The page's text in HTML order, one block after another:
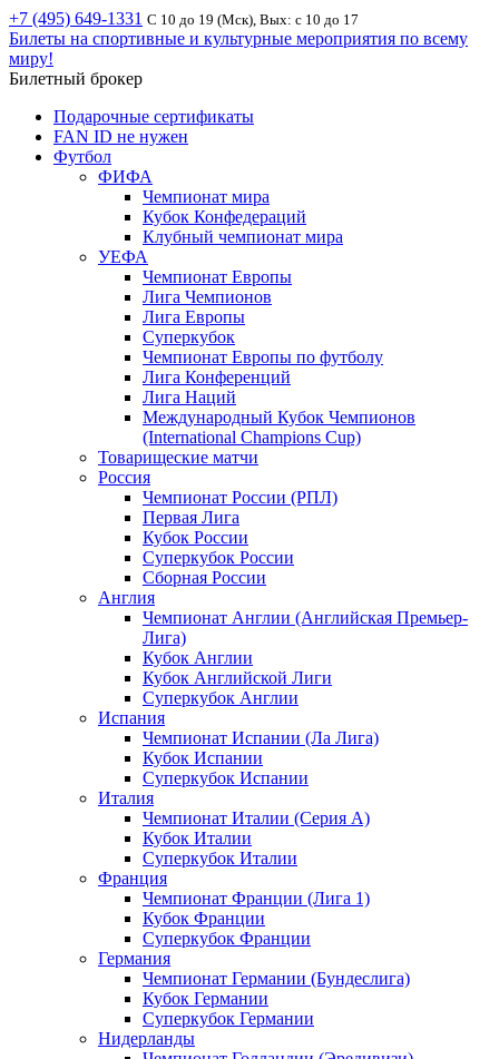
+7 (495) 649-1331 С 10 до 19 (Мск), Вых: с 10 до 17
Билеты на спортивные и культурные мероприятия по всему
миру!
Билетный брокер
Подарочные сертификаты
FAN ID не нужен
Футбол
ФИФА
Чемпионат мира
Кубок Конфедераций
Клубный чемпионат мира
УЕФА
Чемпионат Европы
Лига Чемпионов
Лига Европы
Суперкубок
Чемпионат Европы по футболу
Лига Конференций
Лига Наций
Международный Кубок Чемпионов
(International Champions Cup)
Товарищеские матчи
Россия
Чемпионат России (РПЛ)
Первая Лига
Кубок России
Суперкубок России
Сборная России
Англия
Чемпионат Англии (Английская Премьер-
Лига)
Кубок Англии
Кубок Английской Лиги
Суперкубок Англии
Испания
Чемпионат Испании (Ла Лига)
Кубок Испании
Суперкубок Испании
Италия
Чемпионат Италии (Серия А)
Кубок Италии
Суперкубок Италии
Франция
Чемпионат Франции (Лига 1)
Кубок Франции
Суперкубок Франции
Германия
Чемпионат Германии (Бундеслига)
Кубок Германии
Суперкубок Германии
Нидерланды